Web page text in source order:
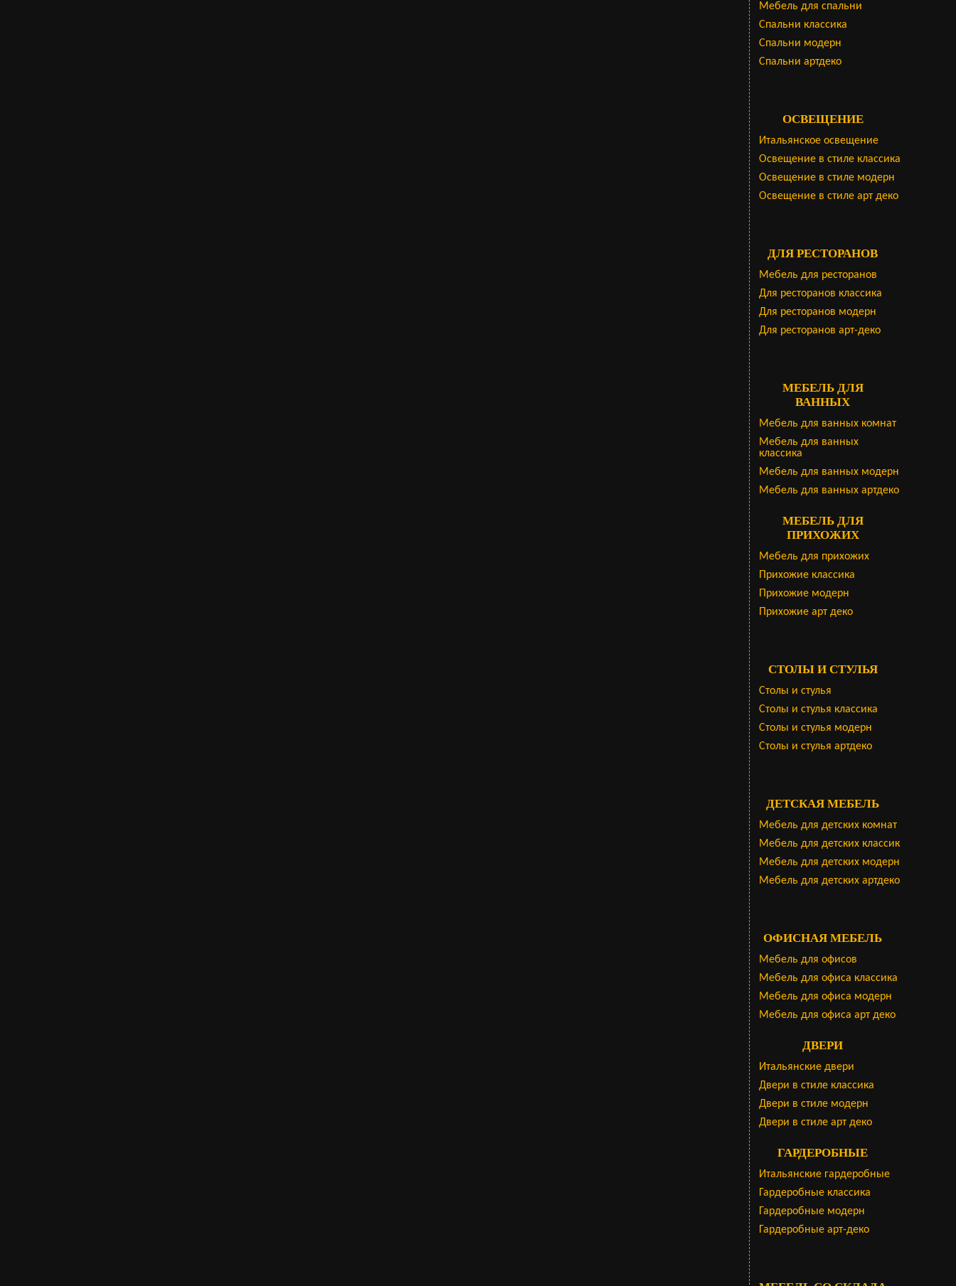
Мебель для спальни
Cпальни классика
Спальни модерн
Спальни артдеко
ОСВЕЩЕНИЕ
Итальянское освещение
Освещение в стиле классика
Освещение в стиле модерн
Освещение в стиле арт деко
ДЛЯ РЕСТОРАНОВ
Мебель для ресторанов
Для ресторанов классика
Для ресторанов модерн
Для ресторанов арт-деко
МЕБЕЛЬ ДЛЯ
ВАННЫХ
Мебель для ванных комнат
Мебель для ванных
классика
Мебель для ванных модерн
Мебель для ванных артдеко
МЕБЕЛЬ ДЛЯ
ПРИХОЖИХ
Мебель для прихожих
Прихожие классика
Прихожие модерн
Прихожие арт деко
СТОЛЫ И СТУЛЬЯ
Столы и стулья
Столы и стулья классика
Столы и стулья модерн
Столы и стулья артдеко
ДЕТСКАЯ МЕБЕЛЬ
Мебель для детских комнат
Мебель для детских классик
Мебель для детских модерн
Мебель для детских артдеко
ОФИСНАЯ МЕБЕЛЬ
Мебель для офисов
Мебель для офиса классика
Мебель для офиса модерн
Мебель для офиса арт деко
ДВЕРИ
Итальянские двери
Двери в стиле классика
Двери в стиле модерн
Двери в стиле арт деко
ГАРДЕРОБНЫЕ
Итальянские гардеробные
Гардеробные классика
Гардеробные модерн
Гардеробные арт-деко